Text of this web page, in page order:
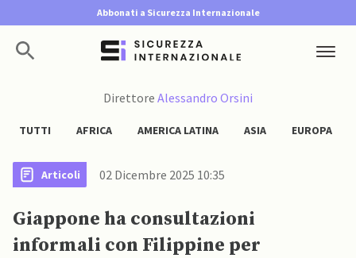
Abbonati a Sicurezza Internazionale
Direttore Alessandro Orsini
TUTTI AFRICA AMERICA LATINA ASIA EUROPA
Articoli 02 Dicembre 2025 10:35
Giappone ha consultazioni
informali con Filippine per